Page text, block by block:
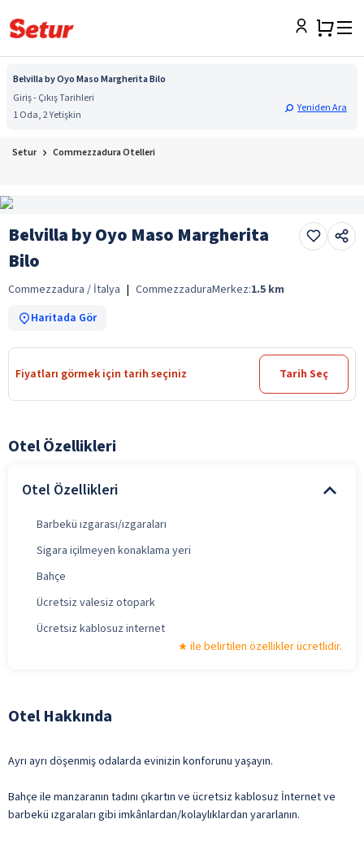
Belvilla by Oyo Maso Margherita Bilo
Giriş - Çıkış Tarihleri
1 Oda, 2 Yetişkin
Yeniden Ara
Setur Commezzadura Otelleri
Belvilla by Oyo Maso Margherita
Bilo
Commezzadura / İtalya | CommezzaduraMerkez:1.5 km
Haritada Gör
Fiyatları görmek için tarih seçiniz Tarih Seç
Otel Özellikleri
Otel Özellikleri
Barbekü ızgarası/ızgaraları
Sigara içilmeyen konaklama yeri
Bahçe
Ücretsiz valesiz otopark
Ücretsiz kablosuz internet
ile belirtilen özellikler ücretlidir.
Otel Hakkında
Ayrı ayrı döşenmiş odalarda evinizin konforunu yaşayın.
Bahçe ile manzaranın tadını çıkartın ve ücretsiz kablosuz İnternet ve
barbekü ızgaraları gibi imkânlardan/kolaylıklardan yararlanın.